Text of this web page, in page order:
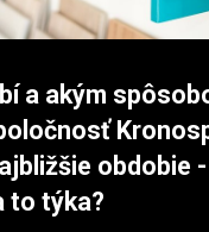
a akým
obdobie
to týka?